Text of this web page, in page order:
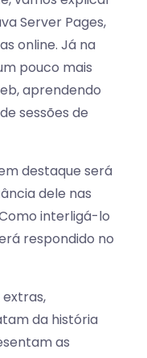
Server Pages,
online. Já na
pouco mais
aprendendo
sessões de
destaque será
dele nas
interligá-lo
respondido no
extras,
da história
as